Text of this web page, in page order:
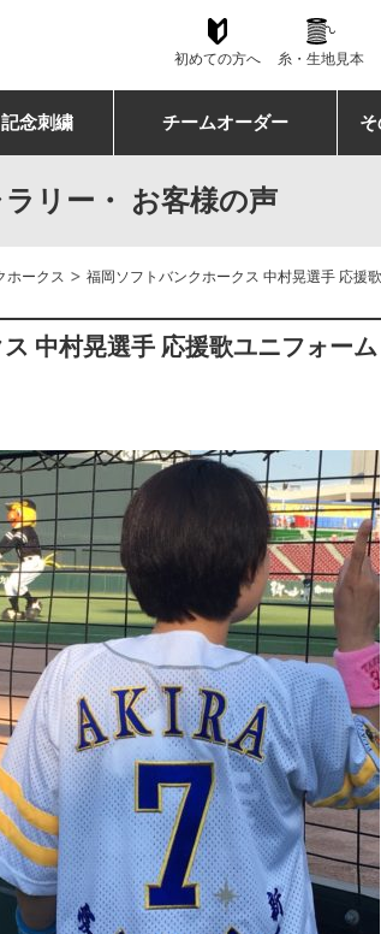
初めての方へ 糸・生地見本
念刺繍 チームオーダー
リー・ お客様の声
ホークス > 福岡ソフトバンクホークス 中村晃選手 応援
中村晃選手 応援歌ユニフォーム